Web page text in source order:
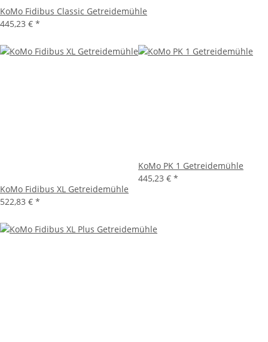
KoMo Fidibus Classic Getreidemühle
445,23 € *
KoMo Fidibus XL Getreidemühle
522,83 € *
KoMo PK 1 Getreidemühle
445,23 € *